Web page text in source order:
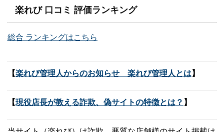
楽れび 口コミ 評価ランキング
総合 ランキングはこちら
【楽れび管理人からのお知らせ 楽れび管理人とは 】
【現役店長が教える詐欺、偽サイトの特徴とは？ 】